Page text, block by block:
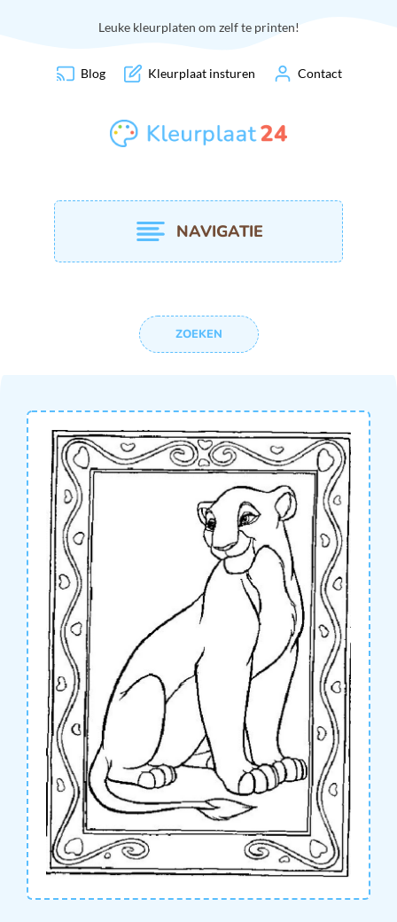
Leuke kleurplaten om zelf te printen!
Blog Kleurplaat insturen Contact
NAVIGATIE
ZOEKEN